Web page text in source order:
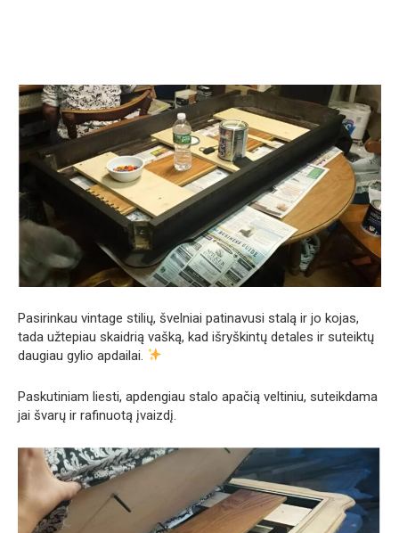
Pasirinkau vintage stilių, švelniai patinavusi stalą ir jo kojas,
tada užtepiau skaidrią vašką, kad išryškintų detales ir suteiktų
daugiau gylio apdailai.
Paskutiniam liesti, apdengiau stalo apačią veltiniu, suteikdama
jai švarų ir rafinuotą įvaizdį.